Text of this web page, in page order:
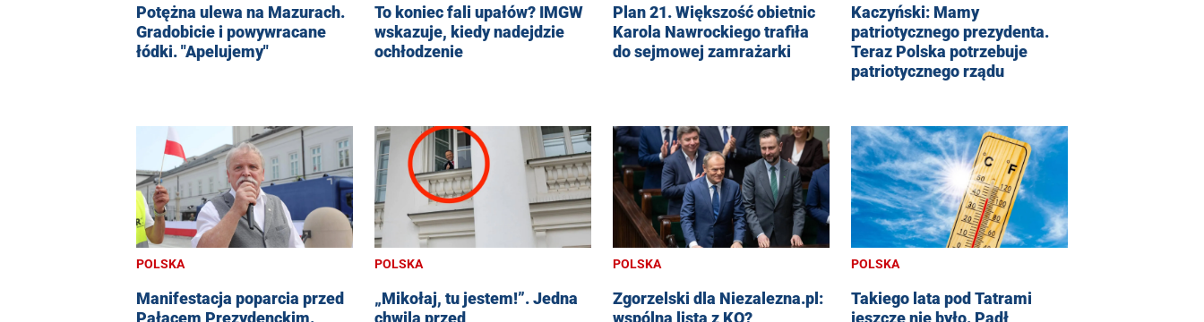
Potężna ulewa na Mazurach.
Gradobicie i powywracane
łódki. "Apelujemy"
To koniec fali upałów? IMGW
wskazuje, kiedy nadejdzie
ochłodzenie
Plan 21. Większość obietnic
Karola Nawrockiego trafiła
do sejmowej zamrażarki
Kaczyński: Mamy
patriotycznego prezydenta.
Teraz Polska potrzebuje
patriotycznego rządu
POLSKA
Manifestacja poparcia przed
Pałacem Prezydenckim.
POLSKA
„Mikołaj, tu jestem!”. Jedna
chwila przed
POLSKA
Zgorzelski dla Niezalezna.pl:
wspólna lista z KO?
POLSKA
Takiego lata pod Tatrami
jeszcze nie było. Padł